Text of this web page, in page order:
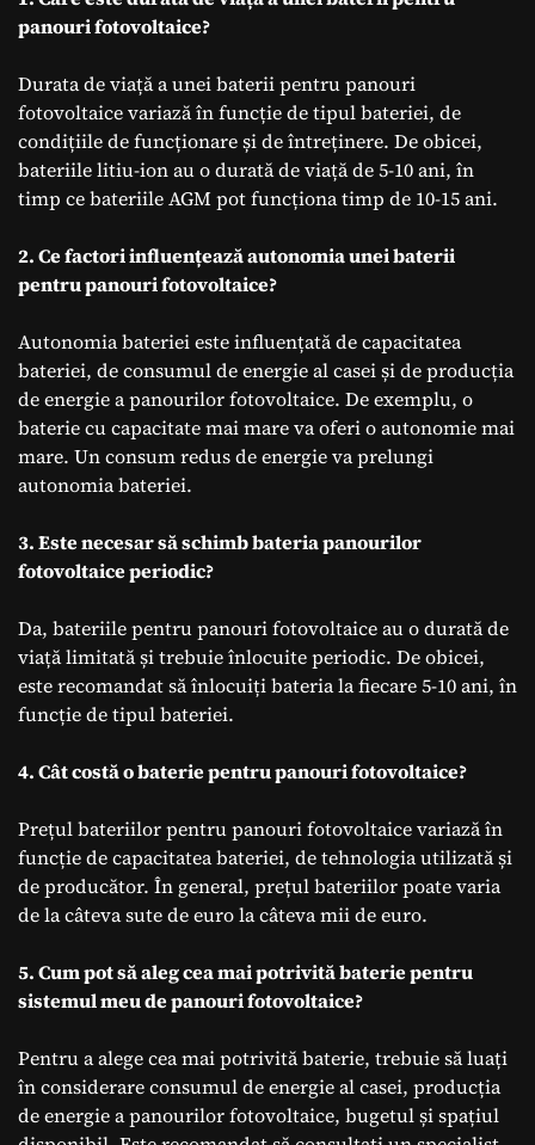
panouri fotovoltaice?
Durata de viață a unei baterii pentru panouri
fotovoltaice variază în funcție de tipul bateriei, de
condițiile de funcționare și de întreținere. De obicei,
bateriile litiu-ion au o durată de viață de 5-10 ani, în
timp ce bateriile AGM pot funcționa timp de 10-15 ani.
2. Ce factori influențează autonomia unei baterii
pentru panouri fotovoltaice?
Autonomia bateriei este influențată de capacitatea
bateriei, de consumul de energie al casei și de producția
de energie a panourilor fotovoltaice. De exemplu, o
baterie cu capacitate mai mare va oferi o autonomie mai
mare. Un consum redus de energie va prelungi
autonomia bateriei.
3. Este necesar să schimb bateria panourilor
fotovoltaice periodic?
Da, bateriile pentru panouri fotovoltaice au o durată de
viață limitată și trebuie înlocuite periodic. De obicei,
este recomandat să înlocuiți bateria la fiecare 5-10 ani, în
funcție de tipul bateriei.
4. Cât costă o baterie pentru panouri fotovoltaice?
Prețul bateriilor pentru panouri fotovoltaice variază în
funcție de capacitatea bateriei, de tehnologia utilizată și
de producător. În general, prețul bateriilor poate varia
de la câteva sute de euro la câteva mii de euro.
5. Cum pot să aleg cea mai potrivită baterie pentru
sistemul meu de panouri fotovoltaice?
Pentru a alege cea mai potrivită baterie, trebuie să luați
în considerare consumul de energie al casei, producția
de energie a panourilor fotovoltaice, bugetul și spațiul